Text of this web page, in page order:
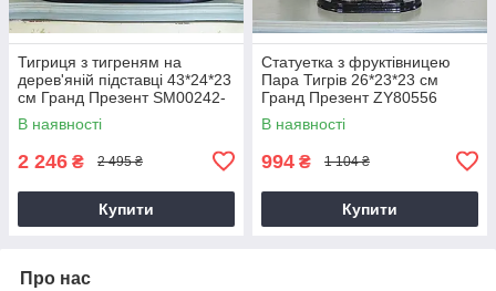
Тигриця з тигреням на
дерев'яній підставці 43*24*23
см Гранд Презент SM00242-
3-P1
В наявності
2 246 ₴ 2 495 ₴
Купити
Статуетка з фруктівницею
Пара Тигрів 26*23*23 см
Гранд Презент ZY80556
В наявності
994 ₴ 1 104 ₴
Купити
Про нас